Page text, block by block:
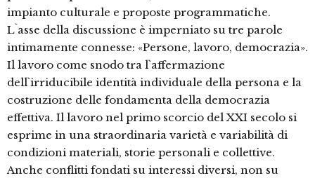
impianto culturale e proposte programmatiche.
L`asse della discussione è imperniato su tre parole
intimamente connesse: «Persone, lavoro, democrazia».
Il lavoro come snodo tra l`affermazione
dell`irriducibile identità individuale della persona e la
costruzione delle fondamenta della democrazia
effettiva. Il lavoro nel primo scorcio del XXI secolo si
esprime in una straordinaria varietà e variabilità di
condizioni materiali, storie personali e collettive.
Anche conflitti fondati su interessi diversi, non su